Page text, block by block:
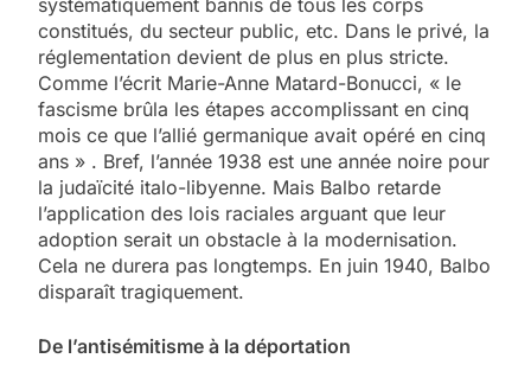
systématiquement bannis de tous les corps
constitués, du secteur public, etc. Dans le privé, la
réglementation devient de plus en plus stricte.
Comme l’écrit Marie-Anne Matard-Bonucci, « le
fascisme brûla les étapes accomplissant en cinq
mois ce que l’allié germanique avait opéré en cinq
ans » . Bref, l’année 1938 est une année noire pour
la judaïcité italo-libyenne. Mais Balbo retarde
l’application des lois raciales arguant que leur
adoption serait un obstacle à la modernisation.
Cela ne durera pas longtemps. En juin 1940, Balbo
disparaît tragiquement.
De l’antisémitisme à la déportation